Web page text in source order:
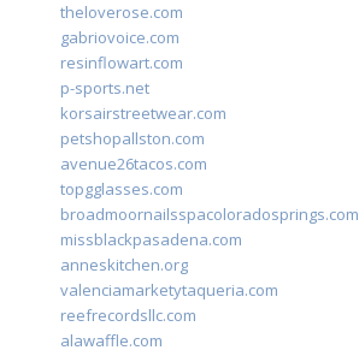
theloverose.com
gabriovoice.com
resinflowart.com
p-sports.net
korsairstreetwear.com
petshopallston.com
avenue26tacos.com
topgglasses.com
broadmoornailsspacoloradosprings.com
missblackpasadena.com
anneskitchen.org
valenciamarketytaqueria.com
reefrecordsllc.com
alawaffle.com